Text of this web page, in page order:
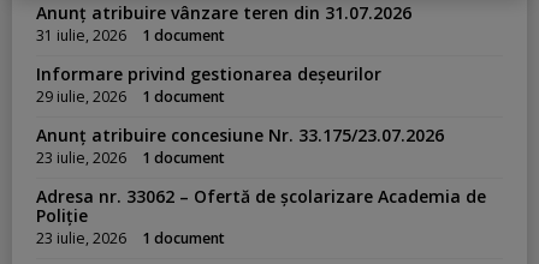
Anunț atribuire vânzare teren din 31.07.2026
31 iulie, 2026 1 document
Informare privind gestionarea deșeurilor
29 iulie, 2026 1 document
Anunț atribuire concesiune Nr. 33.175/23.07.2026
23 iulie, 2026 1 document
Adresa nr. 33062 – Ofertă de școlarizare Academia de
Poliție
23 iulie, 2026 1 document